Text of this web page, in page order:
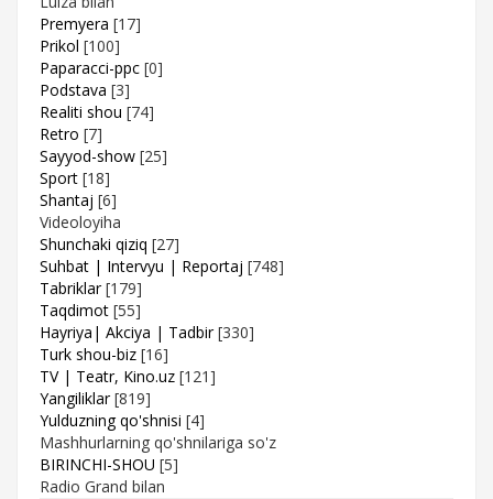
Premyera [17]
Prikol [100]
Paparacci-ppc [0]
Podstava [3]
Realiti shou [74]
Retro [7]
Sayyod-show [25]
Sport [18]
Shantaj [6]
Videoloyiha
Shunchaki qiziq [27]
Suhbat | Intervyu | Reportaj [748]
Tabriklar [179]
Taqdimot [55]
Hayriya| Akciya | Tadbir [330]
Turk shou-biz [16]
TV | Teatr, Kino.uz [121]
Yangiliklar [819]
Yulduzning qo'shnisi [4]
Mashhurlarning qo'shnilariga so'z
BIRINCHI-SHOU [5]
Radio Grand bilan